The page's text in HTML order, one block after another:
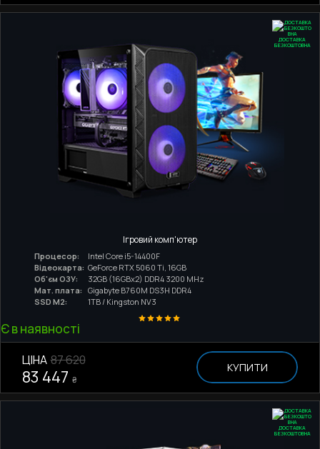
ДОСТАВКА
БЕЗКОШТОВНА
Ігровий комп'ютер
Процесор:
Intel Core i5-14400F
Відеокарта: GeForce RTX 5060 Ti, 16GB
Об'єм ОЗУ:
32GB (16GBx2) DDR4 3200 MHz
Мат. плата:
Gigabyte B760M DS3H DDR4
SSD M2:
1TB / Kingston NV3
Є в наявності
ЦІНА 87 620
83 447 ₴
КУПИТИ
ДОСТАВКА
БЕЗКОШТОВНА